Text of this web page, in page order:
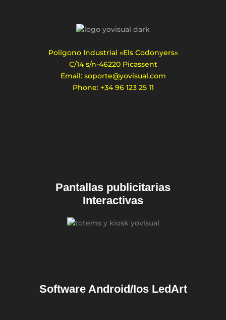
Polígono Industrial «Els Codonyers»
C/14 s/n-46220 Picassent
Email: soporte@yovisual.com
Phone: +34 96 123 25 11
Pantallas publicitarias
Interactivas
Software Android/Ios LedArt